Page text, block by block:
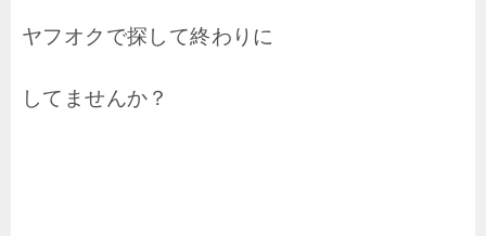
ヤフオクで探して終わりに
してませんか？